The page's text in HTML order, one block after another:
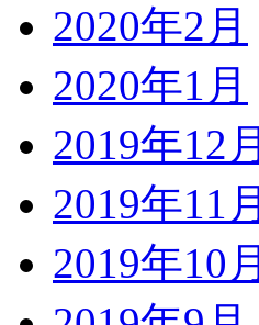
2020年2月
2020年1月
2019年12月
2019年11月
2019年10月